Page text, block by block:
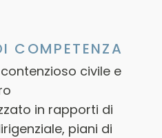
COMPETENZA
civile e
in rapporti di
piani di